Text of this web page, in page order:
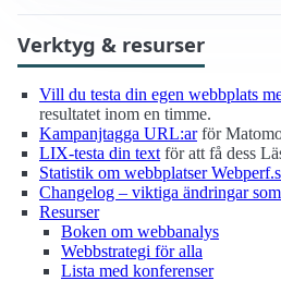
Verktyg & resurser
Vill du testa din egen webbplats
resultatet inom en timme.
Kampanjtagga URL:arför
LIX-testa din text för att få dess
Statistik om webbplatser
Changelog – viktiga ändringar
Resurser
Boken om webbanalys
Webbstrategi för alla
Lista med konferenser